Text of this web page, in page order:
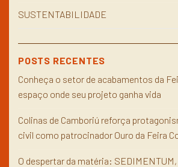
SUSTENTABILIDADE
POSTS RECENTES
Conheça o setor de acabamentos da
espaço onde seu projeto ganha vida
Colinas de Camboriú reforça
civil como patrocinador Ouro da Feira
O despertar da matéria: